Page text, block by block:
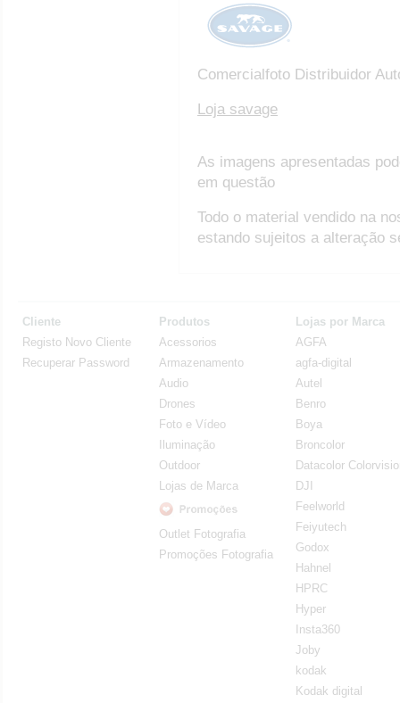
Comercialfoto Distribuidor
Loja savage
As imagens apresentadas
em questão
Todo o material vendido na
estando sujeitos a alteração
Cliente
Registo Novo Cliente
Recuperar Password
Produtos
Acessorios
Armazenamento
Audio
Drones
Foto e Vídeo
Iluminação
Outdoor
Lojas de Marca
Outlet Fotografia
Promoções Fotografia
Lojas por Marca
AGFA
agfa-digital
Autel
Benro
Boya
Broncolor
Datacolor
DJI
Feelworld
Feiyutech
Godox
Hahnel
HPRC
Hyper
Insta360
Joby
kodak
Kodak digital